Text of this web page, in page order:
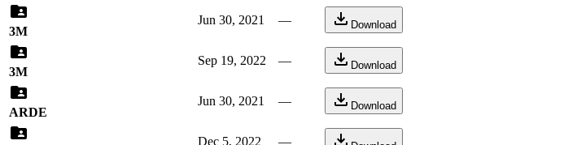
3M
Jun 30, 2021 — Download
3М
Sep 19, 2022 — Download
ARDE
Jun 30, 2021 — Download
Dec 5, 2022 —